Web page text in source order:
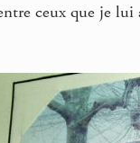
ceux que je